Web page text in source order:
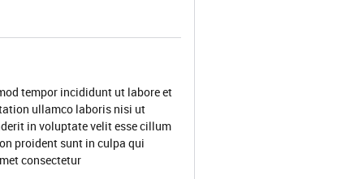
tempor incididunt ut labore et
ullamco laboris nisi ut
in voluptate velit esse cillum
proident sunt in culpa qui
consectetur